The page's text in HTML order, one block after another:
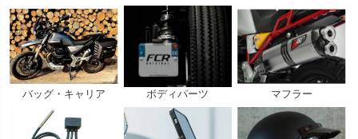
バッグ・キャリア ボディパーツ マフラー